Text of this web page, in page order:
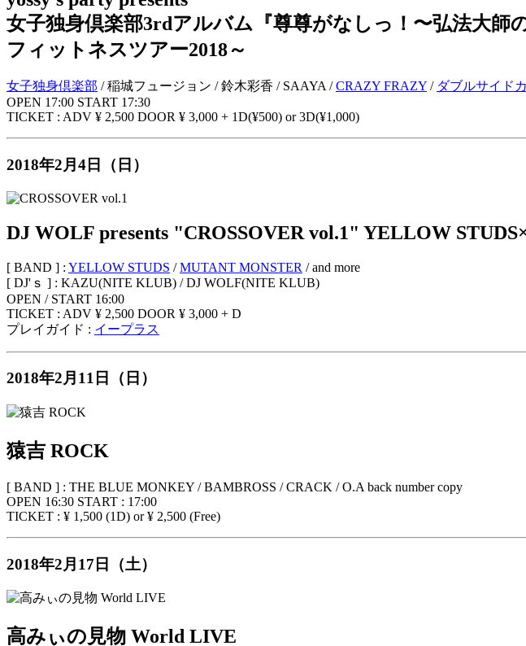
女子独身倶楽部3rdアルバム『尊尊がなしっ！〜弘法大師
フィットネスツアー2018～
女子独身倶楽部 / 稲城フュージョン / 鈴木彩香 / SAAYA /CRAZY FRAZY / ダブルサイド
OPEN 17:00 START 17:30
TICKET : ADV ¥ 2,500 DOOR ¥ 3,000 + 1D(¥500) or 3D(¥1,000)
2018年2月4日（日）
DJ WOLF presents "CROSSOVER vol.1" YELLOW
[ BAND ] : YELLOW STUDS /MUTANT MONSTER / and more
[ DJ'ｓ ] : KAZU(NITE KLUB) / DJ WOLF(NITE KLUB)
OPEN / START 16:00
TICKET : ADV ¥ 2,500 DOOR ¥ 3,000 + D
プレイガイド : イープラス
2018年2月11日（日）
猿吉 ROCK
[ BAND ] : THE BLUE MONKEY / BAMBROSS / CRACK / O.A back number copy
OPEN 16:30 START : 17:00
TICKET : ¥ 1,500 (1D) or ¥ 2,500 (Free)
2018年2月17日（土）
高みぃの見物 World LIVE